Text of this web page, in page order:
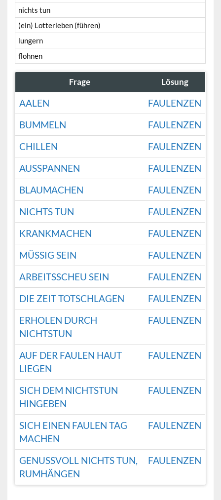
nichts tun
(ein) Lotterleben (führen)
lungern
flohnen
Frage Lösung
AALEN
FAULENZEN
BUMMELN
FAULENZEN
CHILLEN
FAULENZEN
AUSSPANNEN
FAULENZEN
BLAUMACHEN
FAULENZEN
NICHTS TUN
FAULENZEN
KRANKMACHEN
FAULENZEN
MÜSSIG SEIN
FAULENZEN
ARBEITSSCHEU SEIN
FAULENZEN
DIE ZEIT TOTSCHLAGEN
FAULENZEN
ERHOLEN DURCH
NICHTSTUN
FAULENZEN
AUF DER FAULEN HAUT
LIEGEN
FAULENZEN
SICH DEM NICHTSTUN
HINGEBEN
FAULENZEN
SICH EINEN FAULEN TAG
MACHEN
FAULENZEN
GENUSSVOLL NICHTS TUN,
RUMHÄNGEN
FAULENZEN